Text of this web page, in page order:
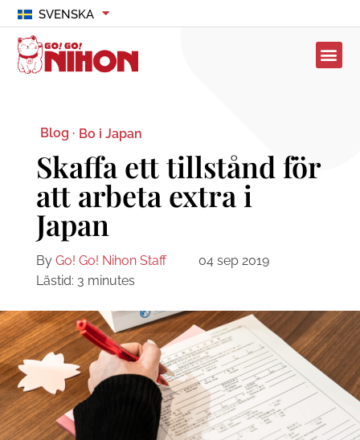
SVENSKA
Blog · Bo i Japan
Skaffa ett tillstånd för
att arbeta extra i
Japan
By Go! Go! Nihon Staff
04 sep 2019
Lästid: 3 minutes